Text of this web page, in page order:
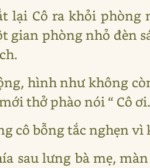
lại Cô ra khỏi phòng
gian phòng nhỏ đèn
hình như không
thở phào nói “ Cô
cô bỗng tắc nghẹn
sau lưng bà mẹ,